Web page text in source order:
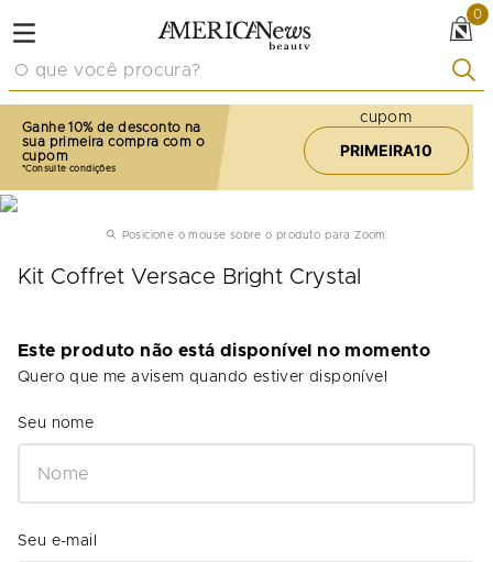
0
Ganhe 10% de desconto na
sua primeira compra com o
cupom
cupom
PRIMEIRA10
Posicione o mouse sobre o produto para Zoom
Kit Coffret Versace Bright Crystal
Este produto não está disponível no momento
Quero que me avisem quando estiver disponível